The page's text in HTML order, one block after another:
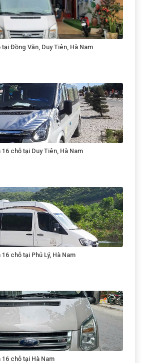
Đồng Văn, Duy Tiên, Hà Nam
chỗ tại Duy Tiên, Hà Nam
chỗ tại Phủ Lý, Hà Nam
chỗ tại Hà Nam